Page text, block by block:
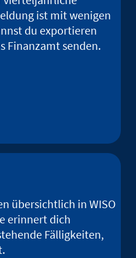
ist mit wenigen
du exportieren
Finanzamt senden.
übersichtlich in WISO
erinnert dich
Fälligkeiten,